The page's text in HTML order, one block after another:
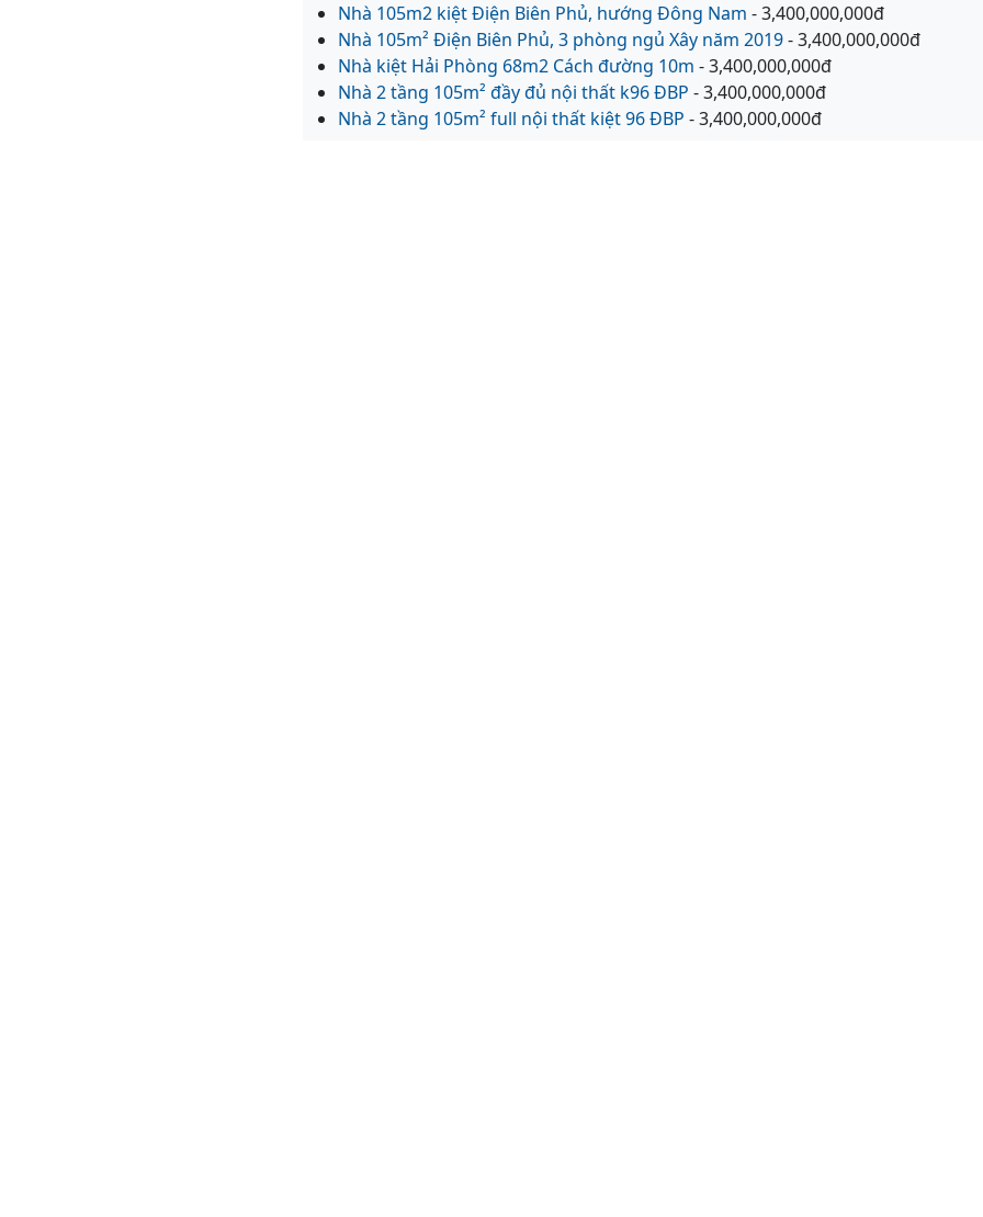
Nhà 105m2 kiệt Điện Biên Phủ, hướng Đông Nam - 3,400,000,000đ
Nhà 105m² Điện Biên Phủ, 3 phòng ngủ Xây năm 2019- 3,400,000,000đ
Nhà kiệt Hải Phòng 68m2 Cách đường 10m - 3,400,000,000đ
Nhà 2 tầng 105m² đầy đủ nội thất k96 ĐBP - 3,400,000,000đ
Nhà 2 tầng 105m² full nội thất kiệt 96 ĐBP - 3,400,000,000đ